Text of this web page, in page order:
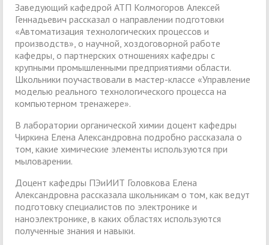
Заведующий кафедрой АТП Колмогоров Алексей
Геннадьевич рассказал о направлении подготовки
«Автоматизация технологических процессов и
производств», о научной, хоздоговорной работе
кафедры, о партнерских отношениях кафедры с
крупными промышленными предприятиями области.
Школьники поучаствовали в мастер-классе «Управление
моделью реального технологического процесса на
компьютерном тренажере».
В лаборатории органической химии доцент кафедры
Чиркина Елена Александровна подробно рассказала о
том, какие химические элементы используются при
мыловарении.
Доцент кафедры ПЭиИИТ Головкова Елена
Александровна рассказала школьникам о том, как ведут
подготовку специалистов по электронике и
наноэлектронике, в каких областях используются
полученные знания и навыки.